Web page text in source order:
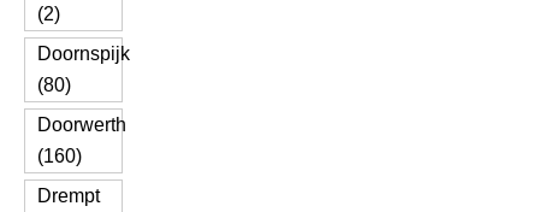
(2)
Doornspijk
(80)
Doorwerth
(160)
Drempt